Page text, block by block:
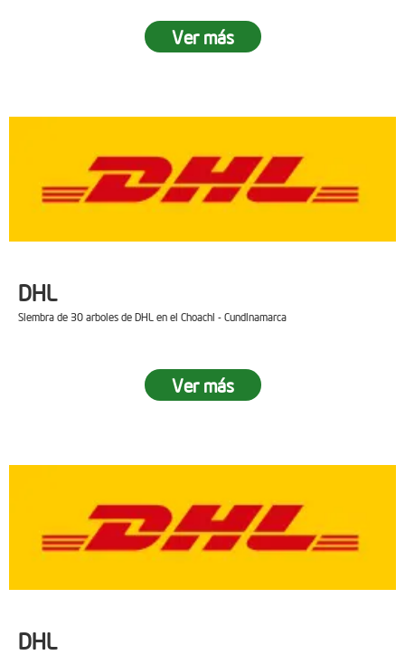
Ver más
DHL
Siembra de 30 arboles de DHL en el Choachi - Cundinamarca
Ver más
DHL